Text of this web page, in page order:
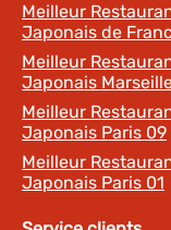
Meilleur
Japonais de
Meilleur
Japonais
Meilleur
Japonais Paris 09
Meilleur
Japonais Paris 01